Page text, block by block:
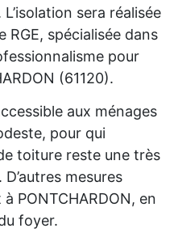
sera réalisée
spécialisée dans
pour
(61120).
aux ménages
pour qui
toiture reste une très
mesures
PONTCHARDON, en
foyer.